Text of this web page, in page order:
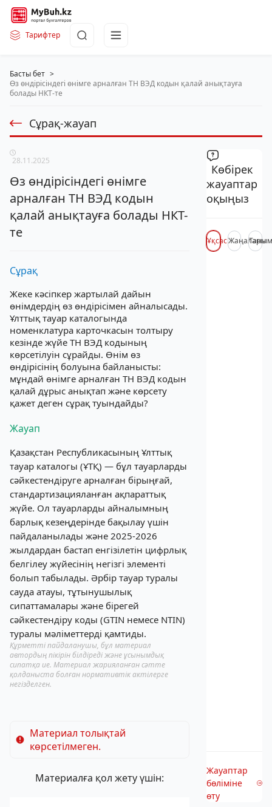
Тарифтер
Басты бет >
Өз өндірісіндегі өнімге арналған ТН ВЭД кодын қалай анықтауға
болады НКТ-те
Сұрақ-жауап
28.11.2025
Өз өндірісіндегі өнімге
арналған ТН ВЭД кодын
қалай анықтауға болады НКТ-
те
Сұрақ
Жеке кәсіпкер жартылай дайын
өнімдердің өз өндірісімен айналысады.
Ұлттық тауар каталогында
номенклатура карточкасын толтыру
кезінде жүйе ТН ВЭД кодының
көрсетілуін сұрайды. Өнім өз
өндірісінің болуына байланысты:
мұндай өнімге арналған ТН ВЭД кодын
қалай дұрыс анықтап және көрсету
қажет деген сұрақ туындайды?
Жауап
Қазақстан Республикасының Ұлттық
тауар каталогы (ҰТҚ) — бұл тауарларды
сәйкестендіруге арналған бірыңғай,
стандартизацияланған ақпараттық
жүйе. Ол тауарларды айналымның
барлық кезеңдерінде бақылау үшін
пайдаланылады және 2025-2026
жылдардан бастап енгізілетін цифрлық
белгілеу жүйесінің негізгі элементі
болып табылады. Әрбір тауар туралы
сауда атауы, тұтынушылық
сипаттамалары және бірегей
сәйкестендіру коды (GTIN немесе NTIN)
туралы мәліметтерді қамтиды.
Құрметті пайдаланушы, бұл материал
автордың пікірін білдіреді және ұсынымдық
сипатқа ие. Материал жарияланған сәтте
қолданыста болған нормативтік актілерге
негізделген.
Материал толықтай
көрсетілмеген.
Материалға қол жету үшін:
Көбірек
жауаптар
оқыңыз
ҰқсасЖаңалары
Жауаптар
бөліміне
өту